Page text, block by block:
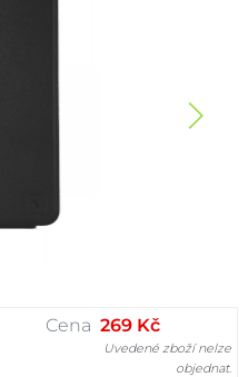
Cena 269 Kč
Uvedené zboží nelze
objednat.